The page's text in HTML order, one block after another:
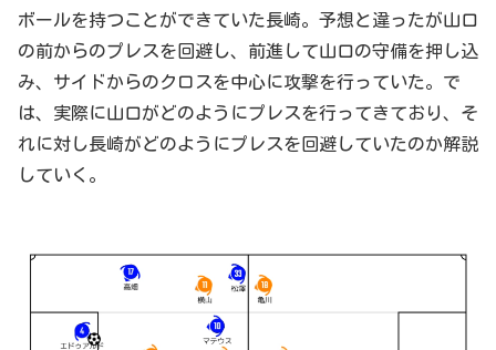
ボールを持つことができていた長崎。予想と違ったが山口
の前からのプレスを回避し、前進して山口の守備を押し込
み、サイドからのクロスを中心に攻撃を行っていた。で
は、実際に山口がどのようにプレスを行ってきており、そ
れに対し長崎がどのようにプレスを回避していたのか解説
していく。